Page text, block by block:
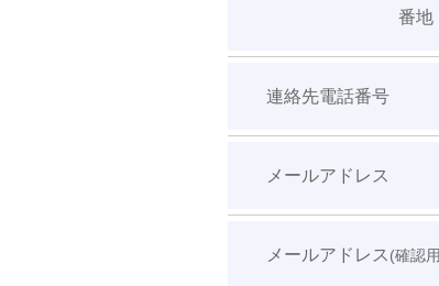
番地
連絡先電話番号
メールアドレス
メールアドレス (確認